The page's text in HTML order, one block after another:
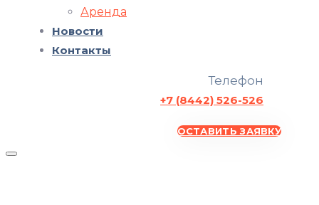
Аренда
Новости
Контакты
Телефон
+7 (8442) 526-526
ОСТАВИТЬ ЗАЯВКУ